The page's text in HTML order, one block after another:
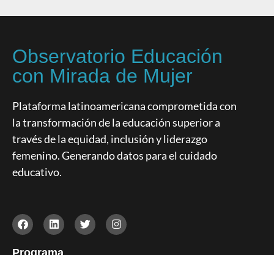
Observatorio Educación
con Mirada de Mujer
Plataforma latinoamericana comprometida con
la transformación de la educación superior a
través de la equidad, inclusión y liderazgo
femenino. Generando datos para el cuidado
educativo.
Programa